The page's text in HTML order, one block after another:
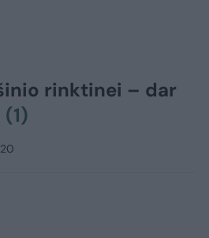
rinktinei – dar
(1)